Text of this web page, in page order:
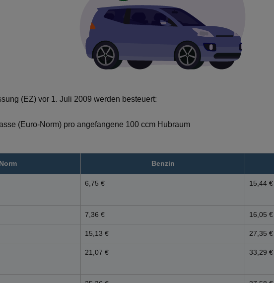
(EZ) vor 1. Juli 2009 werden besteuert:
(Euro-Norm) pro angefangene 100 ccm Hubraum
Benzin
6,75 € 15,44 €
7,36 € 16,05 €
15,13 € 27,35 €
21,07 € 33,29 €